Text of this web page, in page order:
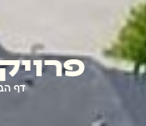
דף